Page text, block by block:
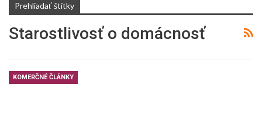
Prehliadať štítky
Starostlivosť o domácnosť
KOMERČNÉ ČLÁNKY